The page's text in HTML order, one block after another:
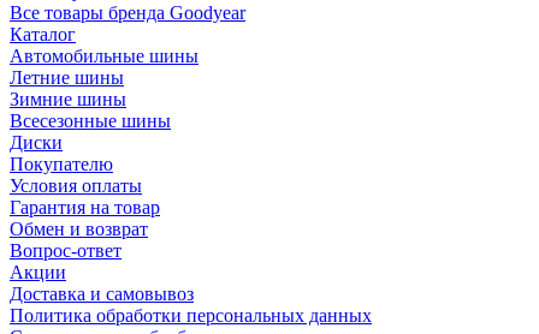
Все товары бренда Goodyear
Каталог
Автомобильные шины
Летние шины
Зимние шины
Всесезонные шины
Диски
Покупателю
Условия оплаты
Гарантия на товар
Обмен и возврат
Вопрос-ответ
Акции
Доставка и самовывоз
Политика обработки персональных данных